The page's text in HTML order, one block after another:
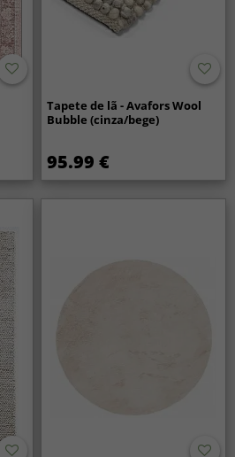
Tapete de lã - Avafors Wool
Bubble (cinza/bege)
95.99 €